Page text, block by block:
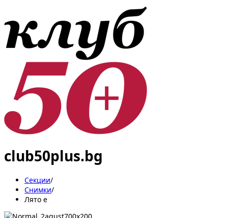
club50plus.bg
Секции/
Снимки/
Лято е